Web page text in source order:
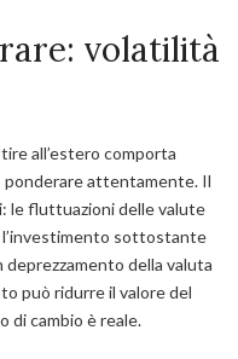
volatilità
all’estero comporta
ponderare attentamente. Il
le fluttuazioni delle valute
l’investimento sottostante
della valuta
può ridurre il valore del
di cambio è reale.